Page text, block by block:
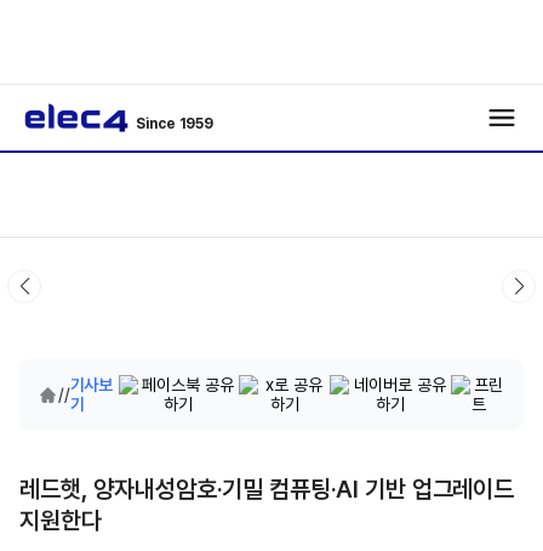
Since 1959
//기사보
기
레드햇, 양자내성암호·기밀 컴퓨팅·AI 기반 업그레이드
지원한다